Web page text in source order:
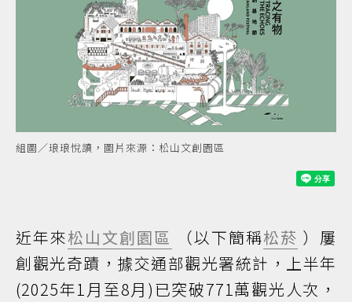
組圖／琅琅悅讀，圖片來源：松山文創園區
近年來松山文創園區 （以下簡稱松菸 ）屢
創觀光奇蹟，據交通部觀光署統計，上半年
(2025年1月至8月)已突破771萬觀光人次，